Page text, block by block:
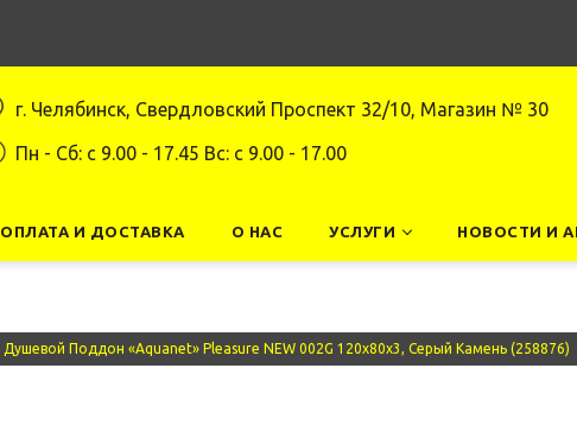
г. Челябинск, Свердловский Проспект 32/10, Магазин № 30
Пн - Сб: c 9.00 - 17.45 Вс: c 9.00 - 17.00
ОПЛАТА И ДОСТАВКА О НАС УСЛУГИ НОВОСТИ И
Душевой Поддон «Aquanet» Pleasure NEW 002G 120х80х3, Серый Камень (258876)